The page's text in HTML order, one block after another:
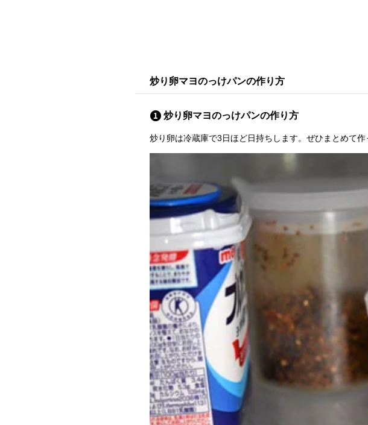
炒り卵マヨのっけパンの作り方
炒り卵マヨのっけパンの作り方
炒り卵は冷蔵庫で3日ほど日持ちします。ぜひまとめて作